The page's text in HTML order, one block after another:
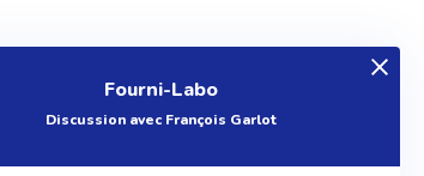
Fourni-Labo
Discussion avec François Garlot